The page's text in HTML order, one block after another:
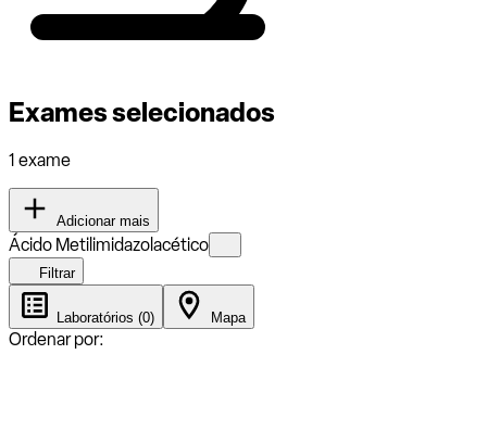
Exames selecionados
1 exame
Adicionar mais
Ácido Metilimidazolacético
Filtrar
Laboratórios (0) Mapa
Ordenar por: